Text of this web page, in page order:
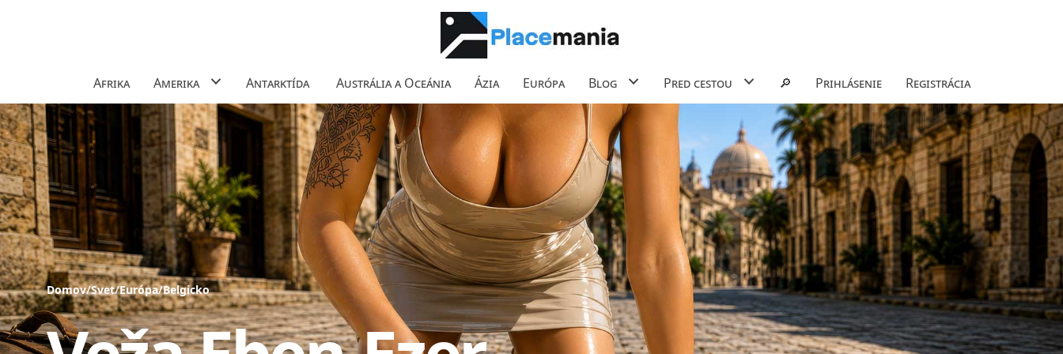
Afrika Amerika Antarktída Austrália a Oceánia Ázia Európa Blog Pred cestou 🔎 Prihlásenie Registrácia
Domov/Svet/Európa/Belgicko